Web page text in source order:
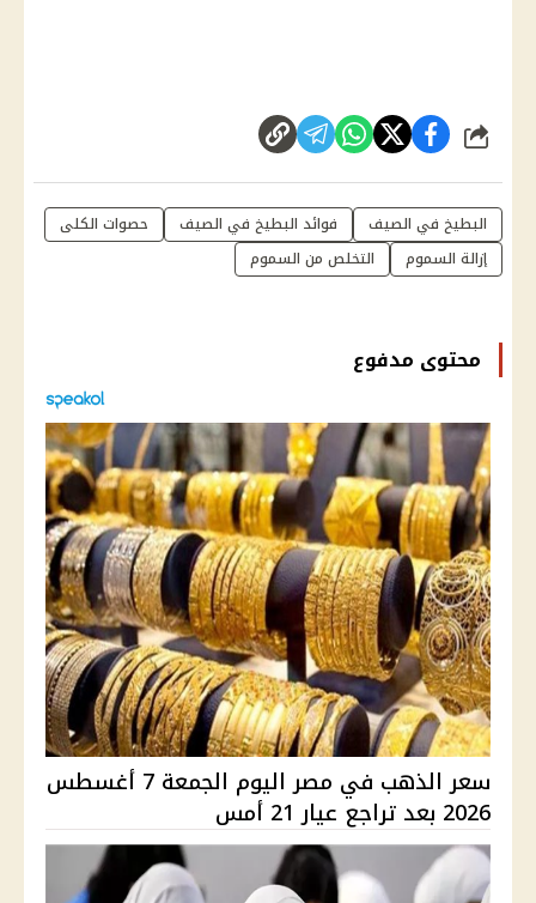
شارك
البطيخ في الصيف فوائد البطيخ في الصيف
حصوات الكلى
إزالة السموم
التخلص من السموم
محتوى مدفوع
سعر الذهب في مصر اليوم الجمعة 7 أغسطس
2026 بعد تراجع عيار 21 أمس